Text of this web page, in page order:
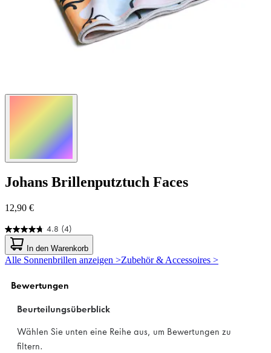
Johans Brillenputztuch Faces
12,90 €
4.8 (4)
4.8
von
5
Sternen.
Bewertungen
In den Warenkorb
Alle Sonnenbrillen anzeigen >Zubehör & Accessoires >